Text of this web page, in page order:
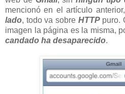
mencionó en el artículo
lado, todo va sobre HTTPpuro.
imagen la página es la misma,
candado ha desaparecido.